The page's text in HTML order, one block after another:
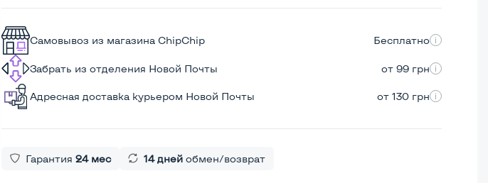
Самовывоз из магазина ChipChip Бесплатно
Забрать из отделения Новой Почты от 99 грн
Адресная доставка курьером Новой Почты от 130 грн
Гарантия 24 мес 14 днейобмен/возврат